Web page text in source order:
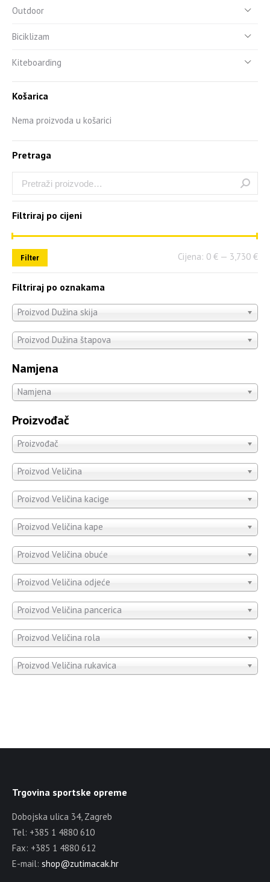
Outdoor
Biciklizam
Kiteboarding
Košarica
Nema proizvoda u košarici
Pretraga
Filtriraj po cijeni
Filter Cijena: 0 € — 3,730 €
Filtriraj po oznakama
Proizvod Dužina skija
Proizvod Dužina štapova
Namjena
Namjena
Proizvođač
Proizvođač
Proizvod Veličina
Proizvod Veličina kacige
Proizvod Veličina kape
Proizvod Veličina obuće
Proizvod Veličina odjeće
Proizvod Veličina pancerica
Proizvod Veličina rola
Proizvod Veličina rukavica
Trgovina sportske opreme
Dobojska ulica 34, Zagreb
Tel: +385 1 4880 610
Fax: +385 1 4880 612
E-mail: shop@zutimacak.hr